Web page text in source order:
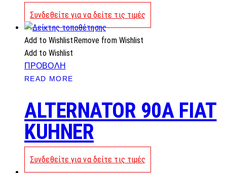
Συνδεθείτε για να δείτε τις τιμές
Add to Wishlist Remove from Wishlist
Add to Wishlist
ΠΡΟΒΟΛΗ
READ MORE
ALTERNATOR 90A FIAT
KUHNER
Συνδεθείτε για να δείτε τις τιμές